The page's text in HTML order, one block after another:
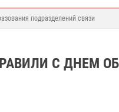
подразделений связи
С ДНЕМ